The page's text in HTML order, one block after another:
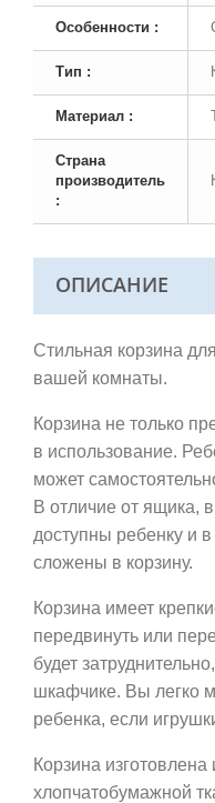
Особенности :
Тип :
Материал :
Страна
производитель
:
ОПИСАНИЕ
Стильная корзина
вашей комнаты.
Корзина не только
в использование.
может
В отличие от ящика,
доступны ребенку и
сложены в корзину.
Корзина имеет
передвинуть или
будет
шкафчике. Вы легко
ребенка, если
Корзина изготовлена
хлопчатобумажной